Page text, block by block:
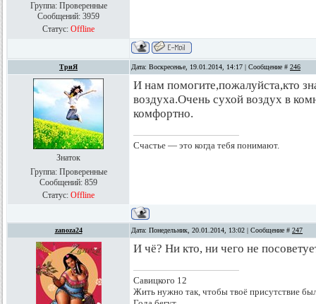
Группа: Проверенные
Сообщений: 3959
Статус: Offline
ТриЯ Дата: Воскресенье, 19.01.2014, 14:17 | Сообщение # 246
Знаток
Группа: Проверенные
Сообщений: 859
Статус: Offline
И нам помогите,пожалуйста,кто
воздуха.Очень сухой воздух в
комфортно.
Счастье — это когда тебя понимают.
zanoza24 Дата: Понедельник, 20.01.2014, 13:02 | Сообщение # 247
И чё? Ни кто, ни чего не
Савицкого 12
Жить нужно так, чтобы твоё присутствие